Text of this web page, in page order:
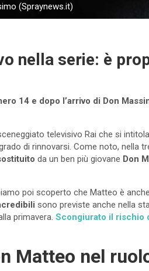
(Spraynews.it)
nella serie: è
14 e dopo l’arrivo di Don
televisivo Rai che si intitola
di rinnovarsi. Come noto, nella
da un ben più giovane Don
poi scoperto che Matteo è anche
sono previste anche nella
primavera. Scongiurato il rischio
Matteo nel